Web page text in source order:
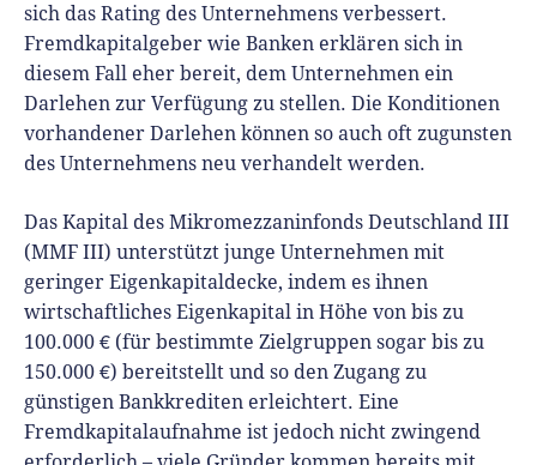
sich das Rating des Unternehmens verbessert.
Fremdkapitalgeber wie Banken erklären sich in
diesem Fall eher bereit, dem Unternehmen ein
Darlehen zur Verfügung zu stellen. Die Konditionen
vorhandener Darlehen können so auch oft zugunsten
des Unternehmens neu verhandelt werden.
Das Kapital des Mikromezzaninfonds Deutschland III
(MMF III) unterstützt junge Unternehmen mit
geringer Eigenkapitaldecke, indem es ihnen
wirtschaftliches Eigenkapital in Höhe von bis zu
100.000 € (für bestimmte Zielgruppen sogar bis zu
150.000 €) bereitstellt und so den Zugang zu
günstigen Bankkrediten erleichtert. Eine
Fremdkapitalaufnahme ist jedoch nicht zwingend